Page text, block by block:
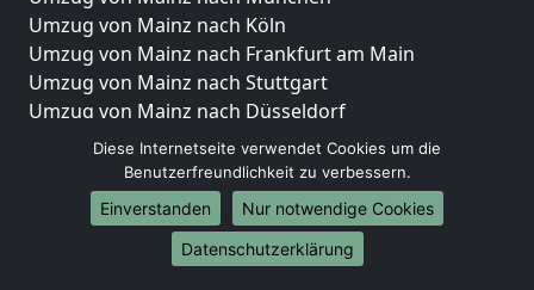
Umzug von Mainz nach Köln
Umzug von Mainz nach Frankfurt am Main
Umzug von Mainz nach Stuttgart
Umzug von Mainz nach Düsseldorf
Umzug von Mainz nach Leipzig
Umzug von Mainz nach Dortmund
Umzug von Mainz nach Essen
Umzug von Mainz nach Bremen
Umzug von Mainz nach Dresden
Diese Internetseite verwendet Cookies um die
Benutzerfreundlichkeit zu verbessern.
Einverstanden
Nur notwendige Cookies
Datenschutzerklärung